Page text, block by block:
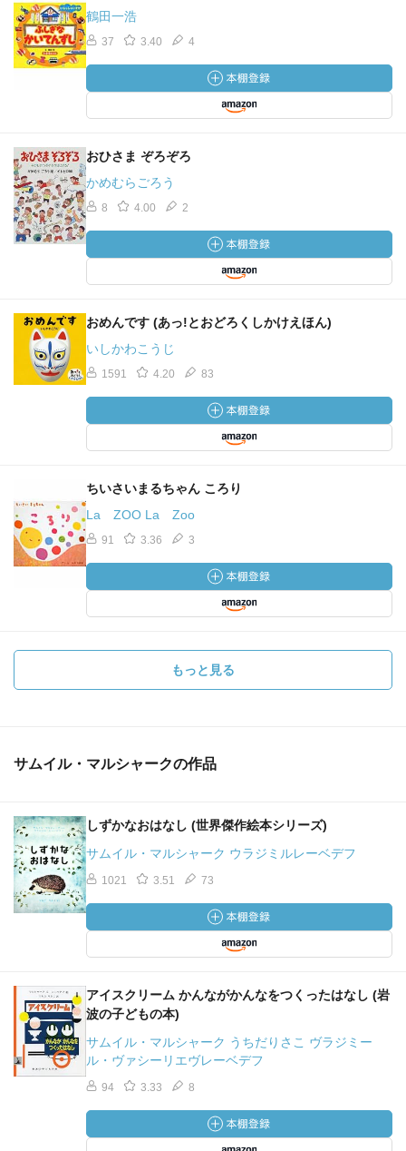
鶴田一浩
37 3.40 4
おひさま ぞろぞろ
かめむらごろう
8 4.00 2
おめんです (あっ!とおどろくしかけえほん)
いしかわこうじ
1591 4.20 83
ちいさいまるちゃん ころり
La ZOO La Zoo
91 3.36 3
もっと見る
サムイル・マルシャークの作品
しずかなおはなし (世界傑作絵本シリーズ)
サムイル・マルシャーク ウラジミルレーベデフ
1021 3.51 73
アイスクリーム かんながかんなをつくったはなし (岩
波の子どもの本)
サムイル・マルシャーク うちだりさこ ヴラジミー
ル・ヴァシーリエヴレーベデフ
94 3.33 8